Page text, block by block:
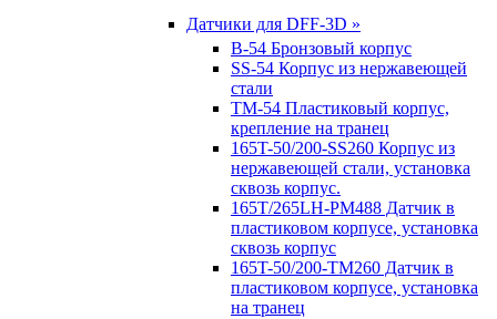
Датчики для DFF-3D »
B-54 Бронзовый корпус
SS-54 Корпус из нержавеющей
стали
TM-54 Пластиковый корпус,
крепление на транец
165T-50/200-SS260 Корпус из
нержавеющей стали, установка
сквозь корпус.
165T/265LH-PM488 Датчик в
пластиковом корпусе, установка
сквозь корпус
165T-50/200-TM260 Датчик в
пластиковом корпусе, установка
на транец